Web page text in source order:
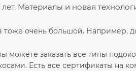
лет. Материалы и новая
тоже очень большой. Например,
можете заказать все типы
Есть все сертификаты на